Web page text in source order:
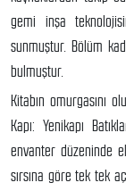
gemi inşa
sunmuştur. Bölüm
bulmuştur.
Kitabın omurgasını
Kapı: Yenikapı
envanter düzeninde
sırsına göre tek tek